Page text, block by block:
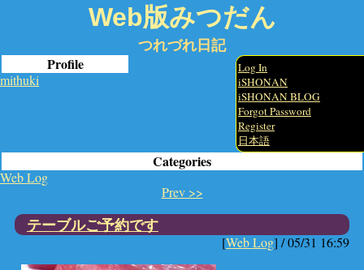
Web版みつだん
つれづれ日記
Profile
mithuki
Log In
iSHONAN
iSHONAN BLOG
Forgot Password
Register
日本語
Categories
Web Log
Prev >>
テーブルご予約です
[Web Log] /05/31 16:59